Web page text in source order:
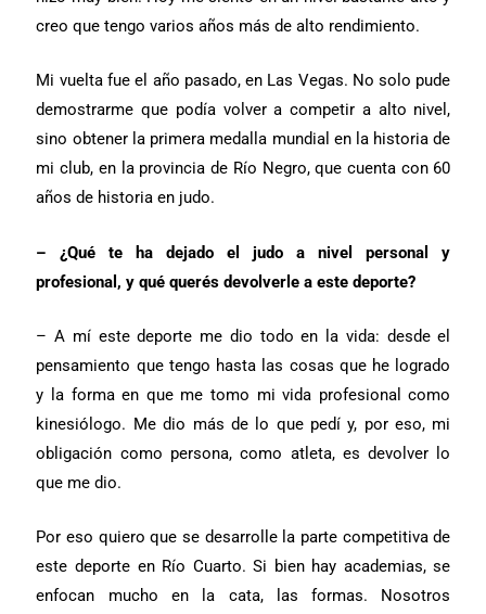
creo que tengo varios años más de alto rendimiento.
Mi vuelta fue el año pasado, en Las Vegas. No solo pude
demostrarme que podía volver a competir a alto nivel,
sino obtener la primera medalla mundial en la historia de
mi club, en la provincia de Río Negro, que cuenta con 60
años de historia en judo.
– ¿Qué te ha dejado el judo a nivel personal y
profesional, y qué querés devolverle a este deporte?
– A mí este deporte me dio todo en la vida: desde el
pensamiento que tengo hasta las cosas que he logrado
y la forma en que me tomo mi vida profesional como
kinesiólogo. Me dio más de lo que pedí y, por eso, mi
obligación como persona, como atleta, es devolver lo
que me dio.
Por eso quiero que se desarrolle la parte competitiva de
este deporte en Río Cuarto. Si bien hay academias, se
enfocan mucho en la cata, las formas. Nosotros